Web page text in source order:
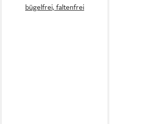
bügelfrei, faltenfrei